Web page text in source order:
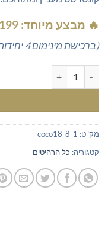
🔥 מבצע מיוחד: 199 ש"ח לכסא
(ברכישת מינימום 4 יחידות)
מק"ט: coco18-8-1
קטגוריה: כל הרהיטים